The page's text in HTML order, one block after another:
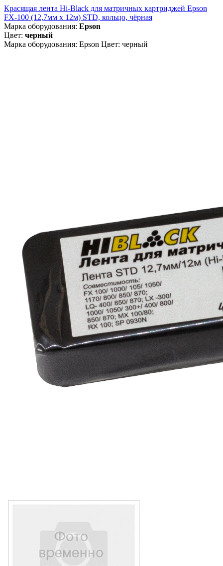
Красящая лента Hi-Black для матричных картриджей Epson
FX-100 (12,7мм x 12м) STD, кольцо, чёрная
Марка оборудования: Epson
Цвет: черный
Марка оборудования: Epson Цвет: черный